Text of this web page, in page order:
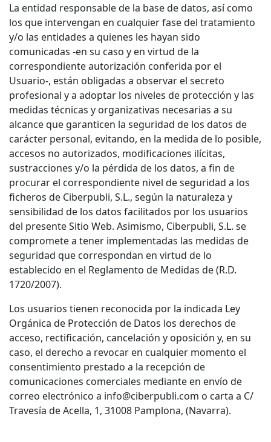
La entidad responsable de la base de datos, así como
los que intervengan en cualquier fase del tratamiento
y/o las entidades a quienes les hayan sido
comunicadas -en su caso y en virtud de la
correspondiente autorización conferida por el
Usuario-, están obligadas a observar el secreto
profesional y a adoptar los niveles de protección y las
medidas técnicas y organizativas necesarias a su
alcance que garanticen la seguridad de los datos de
carácter personal, evitando, en la medida de lo posible,
accesos no autorizados, modificaciones ilícitas,
sustracciones y/o la pérdida de los datos, a fin de
procurar el correspondiente nivel de seguridad a los
ficheros de Ciberpubli, S.L., según la naturaleza y
sensibilidad de los datos facilitados por los usuarios
del presente Sitio Web. Asimismo, Ciberpubli, S.L. se
compromete a tener implementadas las medidas de
seguridad que correspondan en virtud de lo
establecido en el Reglamento de Medidas de (R.D.
1720/2007).
Los usuarios tienen reconocida por la indicada Ley
Orgánica de Protección de Datos los derechos de
acceso, rectificación, cancelación y oposición y, en su
caso, el derecho a revocar en cualquier momento el
consentimiento prestado a la recepción de
comunicaciones comerciales mediante en envío de
correo electrónico a info@ciberpubli.com o carta a C/
Travesía de Acella, 1, 31008 Pamplona, (Navarra).